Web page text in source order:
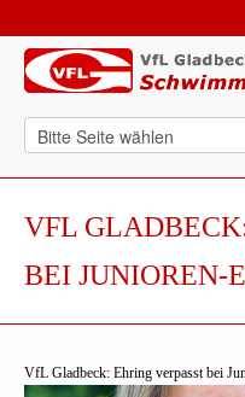
VFL
BEI JUNIOREN-
VfL Gladbeck: Ehring verpasst bei